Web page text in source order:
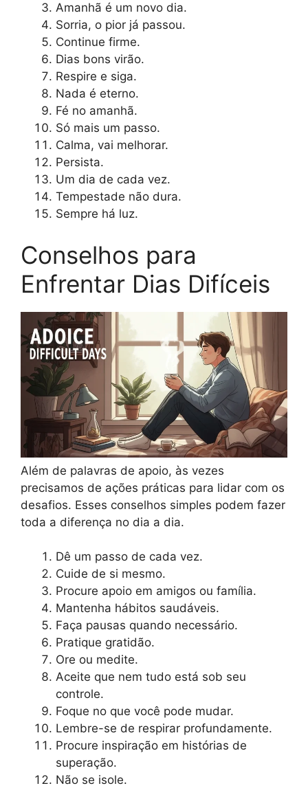
Amanhã é um novo dia.
Sorria, o pior já passou.
Continue firme.
Dias bons virão.
Respire e siga.
Nada é eterno.
Fé no amanhã.
Só mais um passo.
Calma, vai melhorar.
Persista.
Um dia de cada vez.
Tempestade não dura.
Sempre há luz.
Conselhos para
Enfrentar Dias Difíceis
Além de palavras de apoio, às vezes
precisamos de ações práticas para lidar com os
desafios. Esses conselhos simples podem fazer
toda a diferença no dia a dia.
Dê um passo de cada vez.
Cuide de si mesmo.
Procure apoio em amigos ou família.
Mantenha hábitos saudáveis.
Faça pausas quando necessário.
Pratique gratidão.
Ore ou medite.
Aceite que nem tudo está sob seu
controle.
Foque no que você pode mudar.
Lembre-se de respirar profundamente.
Procure inspiração em histórias de
superação.
Não se isole.